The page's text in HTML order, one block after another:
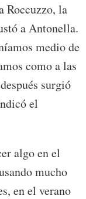
Roccuzzo, la
a Antonella.
medio de
como a las
surgió
el
algo en el
mucho
en el verano